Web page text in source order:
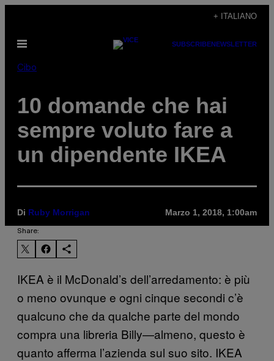
contenuto
+ ITALIANO
Apri
menu
SUBSCRIBENEWSLETTER
Cibo
10 domande che hai
sempre voluto fare a
un dipendente IKEA
Di Ruby Morrigan Marzo 1, 2018, 1:00am
Share:
IKEA è il McDonald’s dell’arredamento: è più
o meno ovunque e ogni cinque secondi c’è
qualcuno che da qualche parte del mondo
compra una libreria Billy—almeno, questo è
quanto afferma l’azienda sul suo sito. IKEA